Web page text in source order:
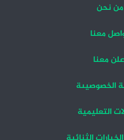
من نحن
معنا
معنا
الخصوصيىة
التعليمية